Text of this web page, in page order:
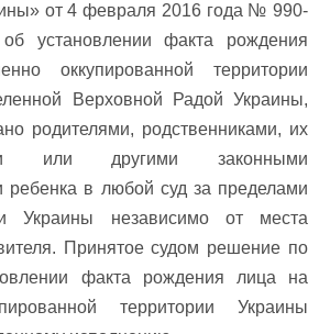
от 4 февраля 2016 года № 990-
установлении факта рождения
оккупированной территории
Верховной Радой Украины,
родителями, родственниками, их
или другими законными
ребенка в любой суд за пределами
Украины независимо от места
Принятое судом решение по
факта рождения лица на
территории Украины